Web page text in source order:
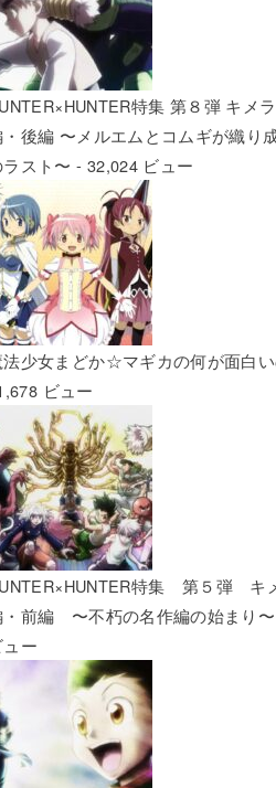
特集 第８弾 キメ
後編 〜メルエムとコムギが織り
スト〜 - 32,024 ビュー
少女まどか☆マギカの何が面白い
ビュー
特集 第５弾 キ
・前編 〜不朽の名作編の始まり〜
ー